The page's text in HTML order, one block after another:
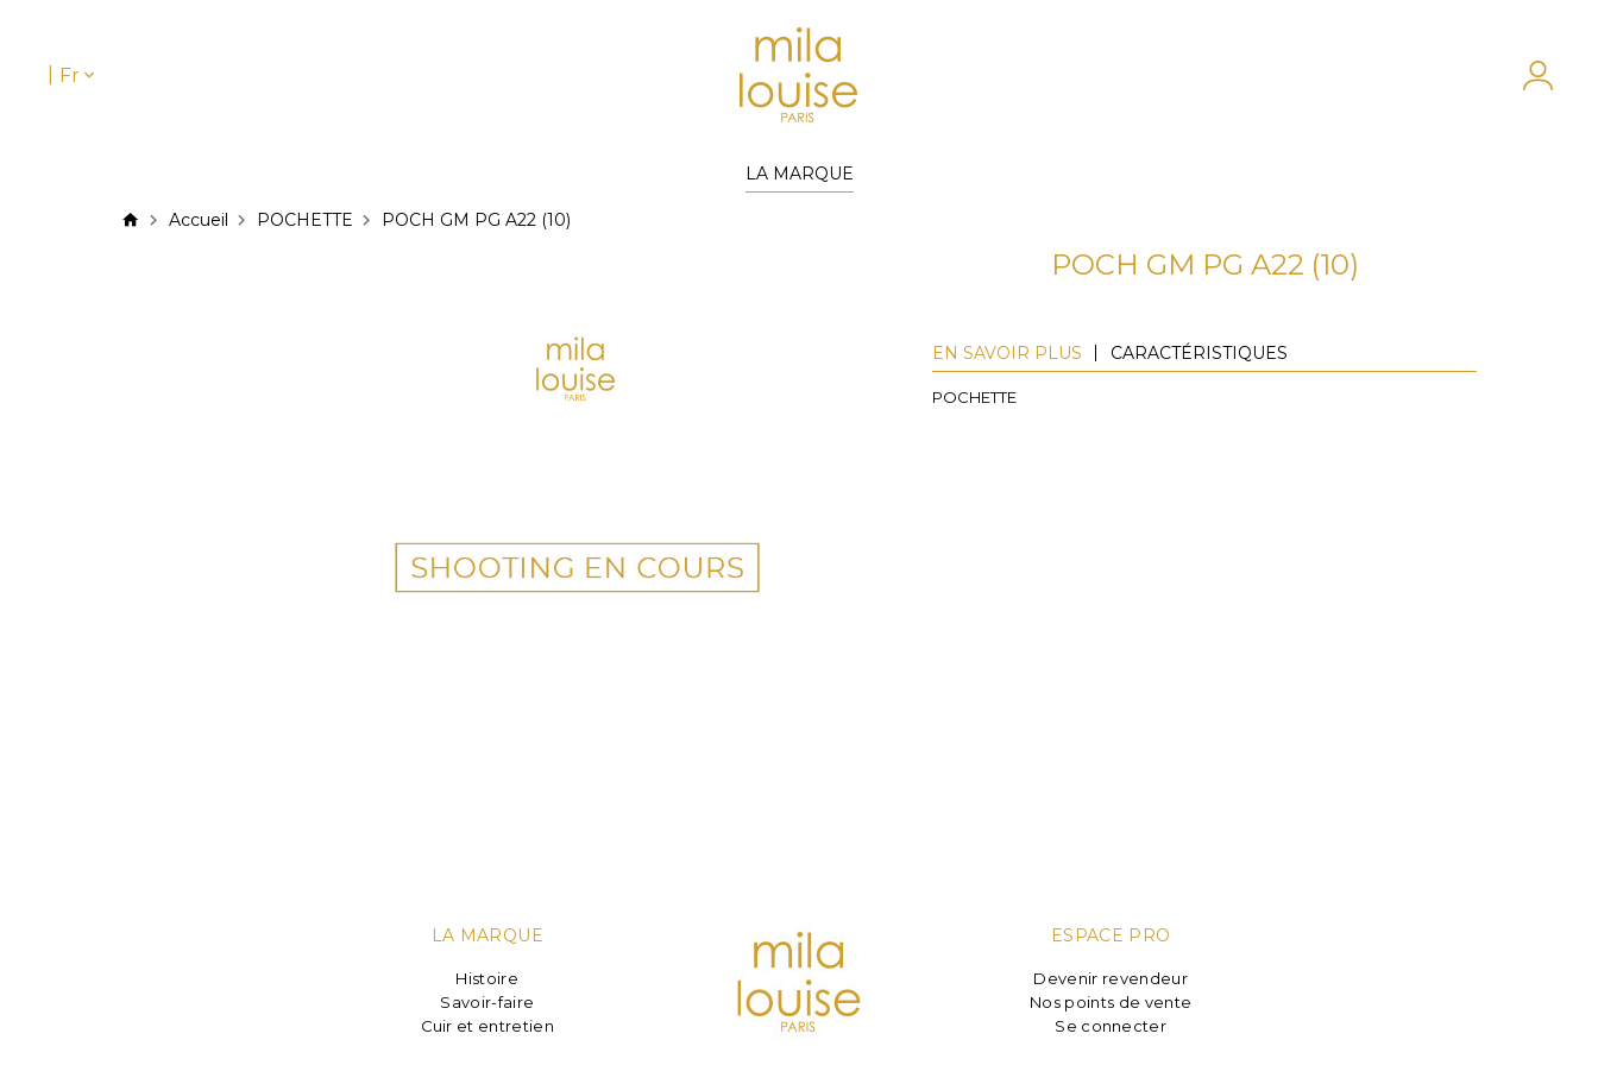
Fr
LA MARQUE
Accueil POCHETTE POCH GM PG A22 (10)
POCH GM PG A22 (10)
EN SAVOIR PLUS CARACTÉRISTIQUES
POCHETTE
LA MARQUE
Histoire
Savoir-faire
Cuir et entretien
ESPACE PRO
Devenir revendeur
Nos points de vente
Se connecter